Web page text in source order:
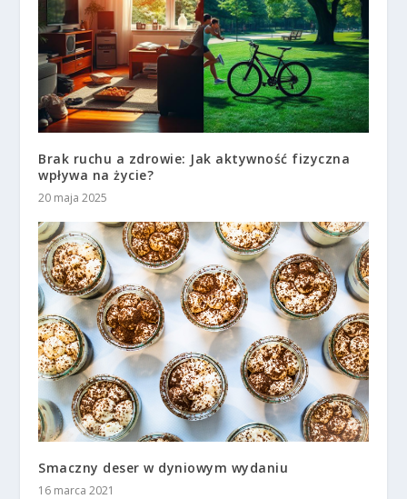
Brak ruchu a zdrowie: Jak aktywność fizyczna
wpływa na życie?
20 maja 2025
Smaczny deser w dyniowym wydaniu
16 marca 2021